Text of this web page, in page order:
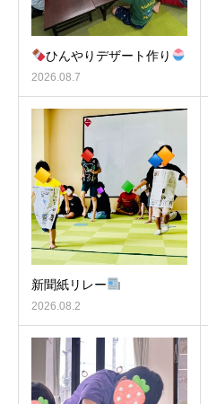
ひんやりデザート作り
2026.08.7
新聞紙リレー
2026.08.2